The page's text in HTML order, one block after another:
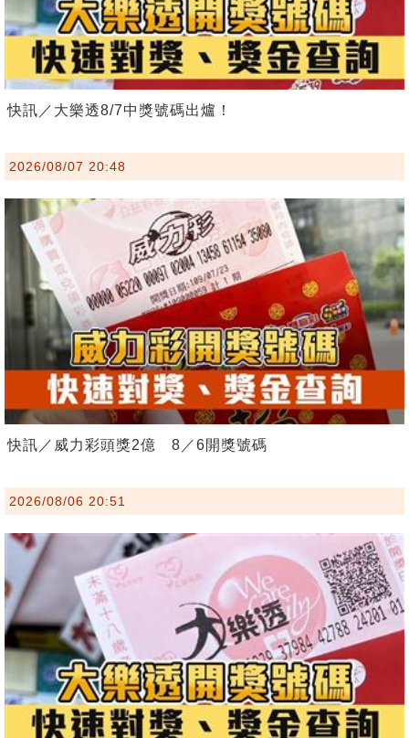
快訊／大樂透8/7中獎號碼出爐！
2026/08/07 20:48
快訊／威力彩頭獎2億 8／6開獎號碼
2026/08/06 20:51